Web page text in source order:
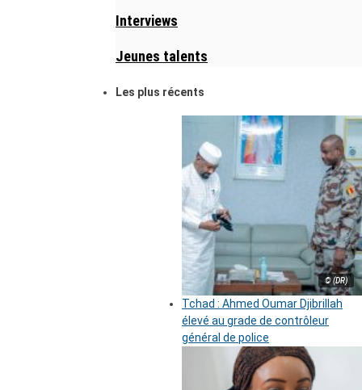
Interviews
Jeunes talents
Les plus récents
© (DR)
Tchad : Ahmed Oumar Djibrillah
élevé au grade de contrôleur
général de police